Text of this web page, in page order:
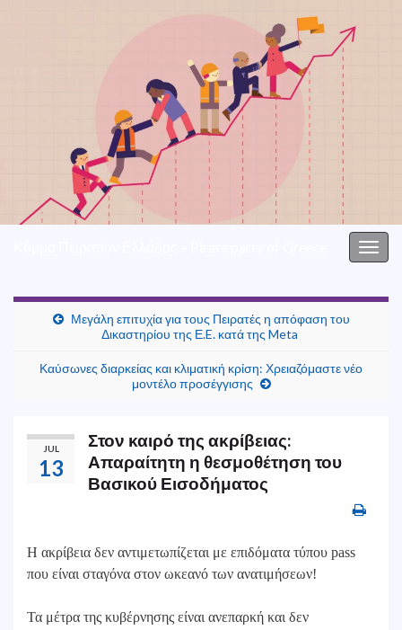
Μεγάλη επιτυχία για τους Πειρατές η απόφαση του
Δικαστηρίου της Ε.E. κατά της Meta
Καύσωνες διαρκείας και κλιματική κρίση: Χρειαζόμαστε νέο
μοντέλο προσέγγισης
JUL
13
Στον καιρό της ακρίβειας:
Απαραίτητη η θεσμοθέτηση του
Βασικού Εισοδήματος
Η ακρίβεια δεν αντιμετωπίζεται με επιδόματα τύπου pass
που είναι σταγόνα στον ωκεανό των ανατιμήσεων!
Τα μέτρα της κυβέρνησης είναι ανεπαρκή και δεν